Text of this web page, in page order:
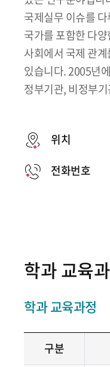
국제실무 이슈를
국가를 포함한 다
사회에서 국제 관
있습니다. 2005년
정부기관, 비정부
위치
전화번호
학과 교육
학과 교육과정
구분